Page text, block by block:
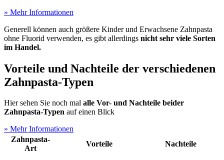
» Mehr Informationen
Generell können auch größere Kinder und Erwachsene Zahnpasta
ohne Fluorid verwenden, es gibt allerdings nicht sehr viele Sorten
im Handel.
Vorteile und Nachteile der verschiedenen
Zahnpasta-Typen
Hier sehen Sie noch mal alle Vor- und Nachteile beider
Zahnpasta-Typen auf einen Blick
» Mehr Informationen
Zahnpasta-
Art
Vorteile Nachteile